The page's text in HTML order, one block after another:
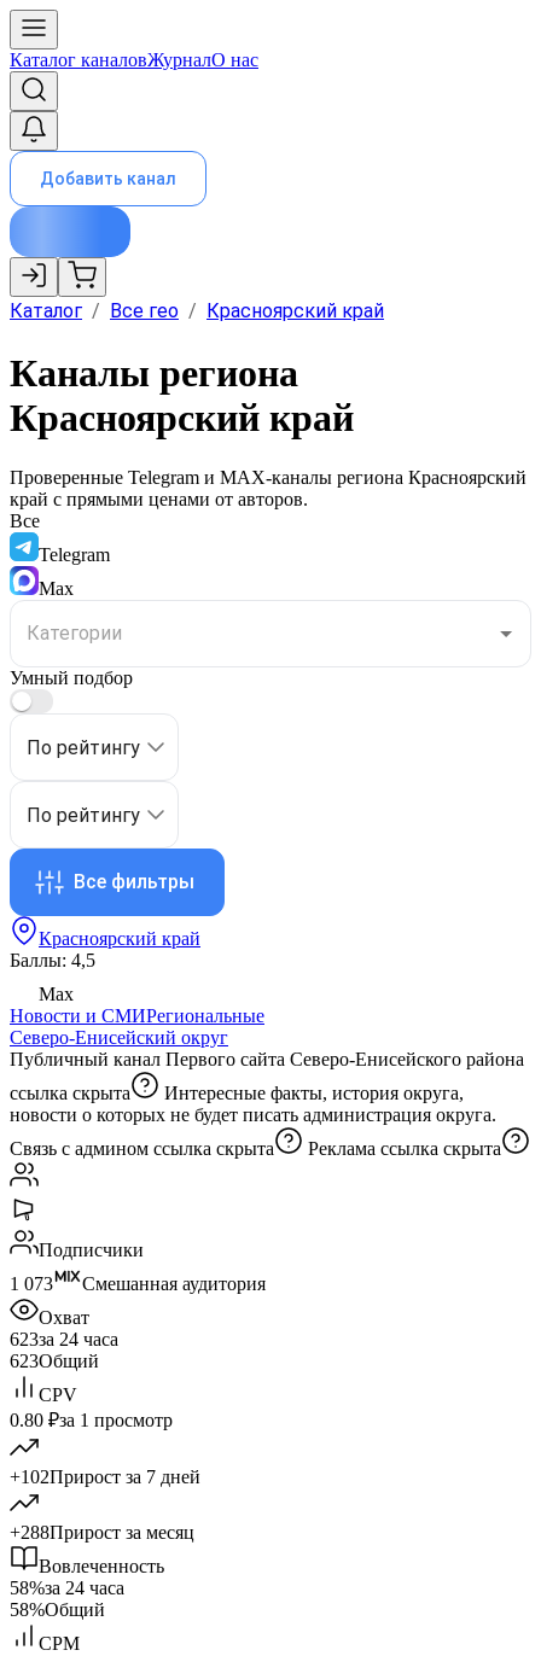
Каталог каналовЖурналО нас
Добавить канал
Каталог / Все гео / Красноярский край
Каналы региона
Красноярский край
Проверенные Telegram и MAX-каналы региона Красноярский
край с прямыми ценами от авторов.
Все
Telegram
Max
Умный подбор
По рейтингу
По рейтингу
Все фильтры
Красноярский край
Баллы: 4,5
Max
Новости и СМИРегиональные
Северо-Енисейский округ
Публичный канал Первого сайта Северо-Енисейского района
ссылка скрыта
Интересные факты, история округа,
новости о которых не будет писать администрация округа.
Связь с админом ссылка скрыта Реклама ссылка скрыта
Подписчики
1 073
Смешанная аудитория
Охват
623за 24 часа
623Общий
CPV
0.80 ₽за 1 просмотр
+102Прирост за 7 дней
+288Прирост за месяц
Вовлеченность
58%за 24 часа
58%Общий
CPM